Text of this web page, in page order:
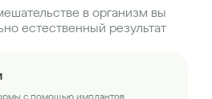
в организм вы
естественный результат
с помощью имплантов